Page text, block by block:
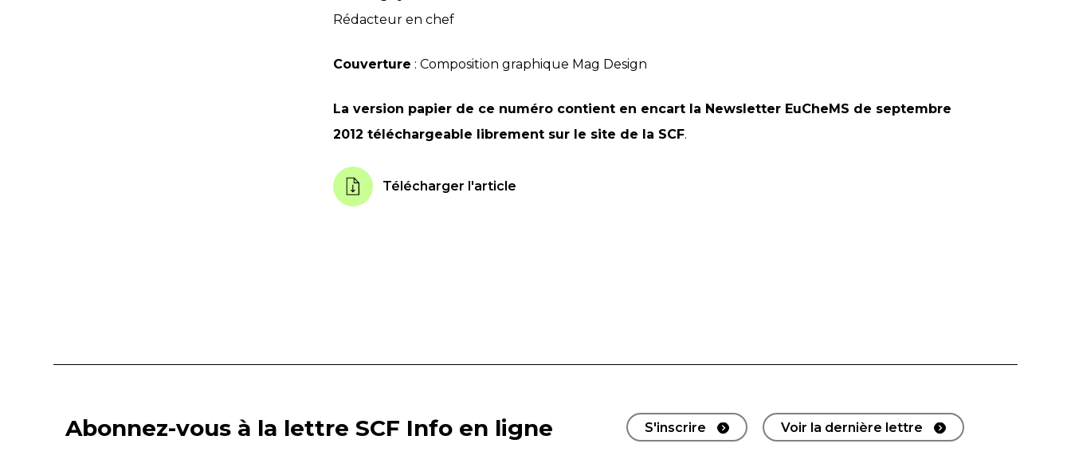
Rédacteur en chef
Couverture : Composition graphique Mag Design
La version papier de ce numéro contient en encart la Newsletter EuCheMS de septembre
2012 téléchargeable librement sur le site de la SCF.
Télécharger l'article
Abonnez-vous à la lettre SCF Info en ligne S'inscrire Voir la dernière lettre